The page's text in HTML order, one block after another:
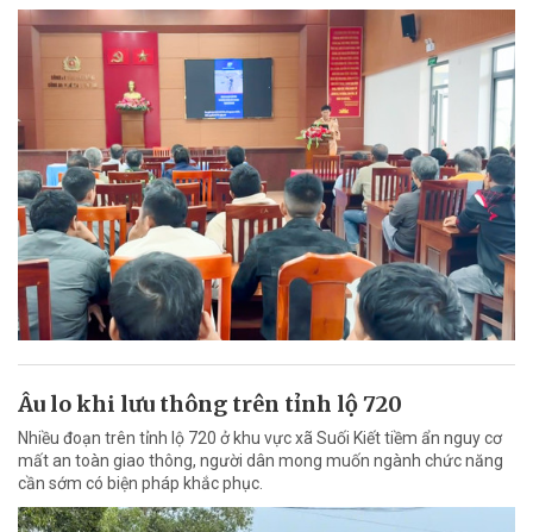
Âu lo khi lưu thông trên tỉnh lộ 720
Nhiều đoạn trên tỉnh lộ 720 ở khu vực xã Suối Kiết tiềm ẩn nguy cơ
mất an toàn giao thông, người dân mong muốn ngành chức năng
cần sớm có biện pháp khắc phục.